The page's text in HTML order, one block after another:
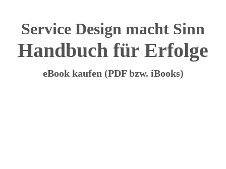
Service Design macht Sinn
Handbuch für Erfolge
eBook kaufen (PDF bzw. iBooks)